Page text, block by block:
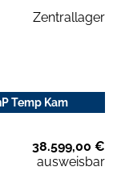
Zentrallager
Temp Kam
38.599,00 €
ausweisbar